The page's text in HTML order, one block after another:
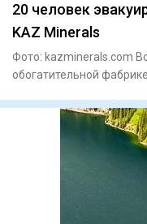
20 человек
KAZ Minerals
Фото: kazminerals.com
обогатительной